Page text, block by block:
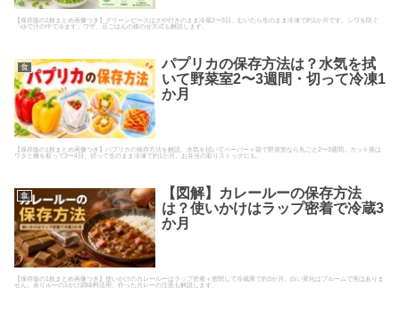
【保存版の1枚まとめ画像つき】グリーンピースはさや付きのまま冷蔵2〜3日、むいたら生のまま冷凍で約1か月です。シワを防ぐ
「ゆで汁の中で冷ます」ワザ、豆ごはんの後のせ方式も解説します。
食
パプリカの保存方法は？水気を拭
いて野菜室2〜3週間・切って冷凍1
か月
【保存版の1枚まとめ画像つき】パプリカの保存方法を解説。水気を拭いてペーパー＋袋で野菜室なら丸ごと2〜3週間。カット後は
ワタと種を取って3〜4日、切って生のまま冷凍で約1か月。お弁当の彩りストックにも。
食
【図解】カレールーの保存方法
は？使いかけはラップ密着で冷蔵3
か月
【保存版の1枚まとめ画像つき】使いかけのカレールーはラップ密着＋密閉して冷蔵庫で約3か月。白い変化はブルームで害はありま
せん。余りルーの1かけ調味料活用、作ったカレーの注意も解説します。